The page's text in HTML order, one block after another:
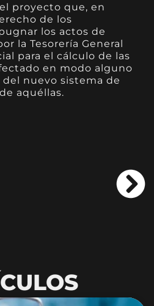
proyecto que, en
de los
los actos de
la Tesorería General
para el cálculo de las
en modo alguno
nuevo sistema de
aquéllas.